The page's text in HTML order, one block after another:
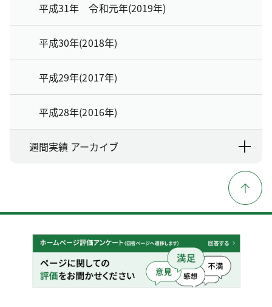
平成31年 令和元年(2019年)
平成30年(2018年)
平成29年(2017年)
平成28年(2016年)
週間実績 アーカイブ